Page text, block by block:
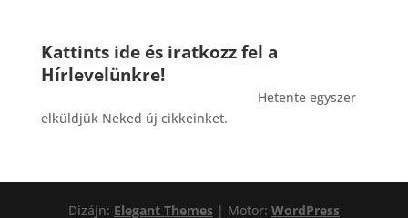
Kattints ide és iratkozz fel a
Hírlevelünkre!
Hetente egyszer
elküldjük Neked új cikkeinket.
Dizájn: Elegant Themes| Motor: WordPress